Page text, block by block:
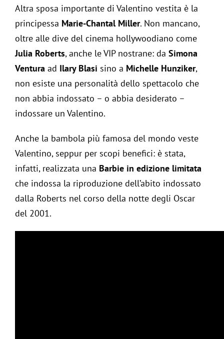
Altra sposa importante di Valentino vestita è la
principessa Marie-Chantal Miller. Non mancano,
oltre alle dive del cinema hollywoodiano come
Julia Roberts, anche le VIP nostrane: da Simona
Ventura ad Ilary Blasi sino a Michelle Hunziker,
non esiste una personalità dello spettacolo che
non abbia indossato – o abbia desiderato –
indossare un Valentino.
Anche la bambola più famosa del mondo veste
Valentino, seppur per scopi benefici: è stata,
infatti, realizzata una Barbie in edizione limitata
che indossa la riproduzione dell’abito indossato
dalla Roberts nel corso della notte degli Oscar
del 2001.